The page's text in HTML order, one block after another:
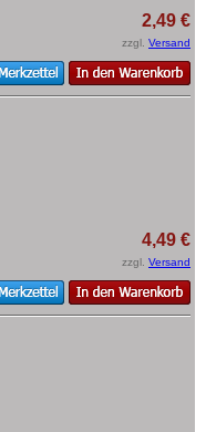
2,49 €
zzgl. Versand
4,49 €
zzgl. Versand